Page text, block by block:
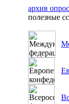
архив
полезные